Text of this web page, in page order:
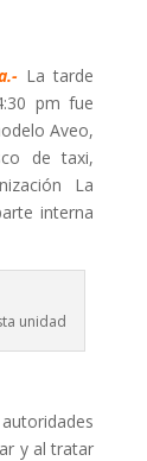
La tarde
pm fue
Aveo,
de taxi,
La
interna
unidad
y al tratar